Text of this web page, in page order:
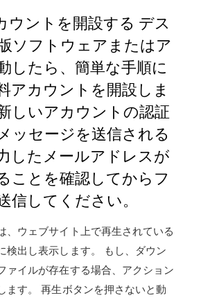
ウントを開設する デス
ソフトウェアまたはア
したら、簡単な手順に
アカウントを開設しま
しいアカウントの認証
ッセージを送信される
したメールアドレスが
ことを確認してからフ
信してください。
、ウェブサイト上で再生されている
検出し表示します。 もし、ダウン
ァイルが存在する場合、アクション
ます。 再生ボタンを押さないと動